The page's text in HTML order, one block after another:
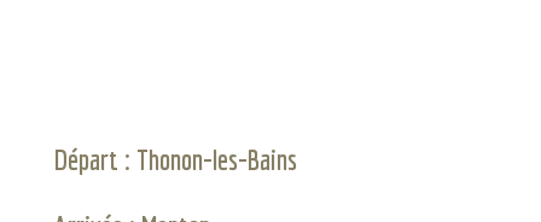
Départ : Thonon-les-Bains